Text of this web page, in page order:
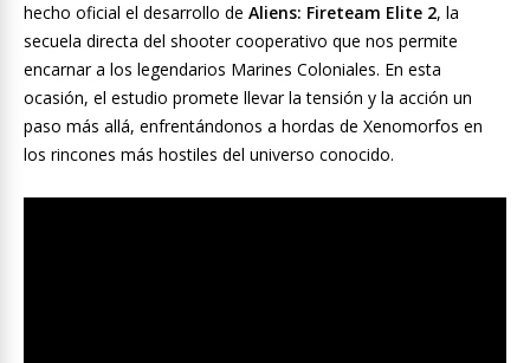
hecho oficial el desarrollo de Aliens: Fireteam Elite 2, la
secuela directa del shooter cooperativo que nos permite
encarnar a los legendarios Marines Coloniales. En esta
ocasión, el estudio promete llevar la tensión y la acción un
paso más allá, enfrentándonos a hordas de Xenomorfos en
los rincones más hostiles del universo conocido.